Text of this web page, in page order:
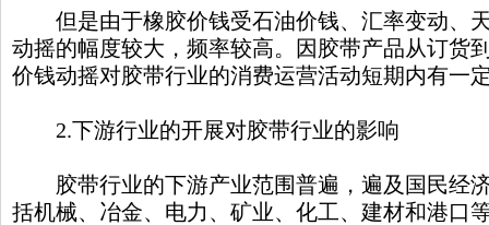
但是由于橡胶价钱受石油价钱、汇率变动、
动摇的幅度较大，频率较高。因胶带产品从订货
价钱动摇对胶带行业的消费运营活动短期内有一
2.下游行业的开展对胶带行业的影响
胶带行业的下游产业范围普遍，遍及国民经
括机械、冶金、电力、矿业、化工、建材和港口